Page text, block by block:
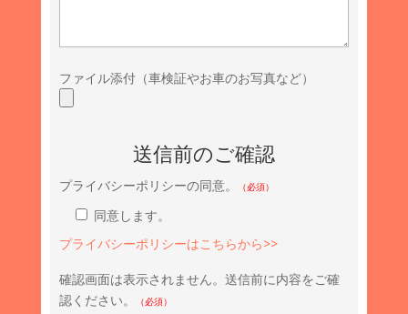
ファイル添付（車検証やお車のお写真など）
送信前のご確認
プライバシーポリシーの同意。 （必須）
同意します。
プライバシーポリシーはこちらから>>
確認画面は表示されません。送信前に内容をご確
認ください。
（必須）